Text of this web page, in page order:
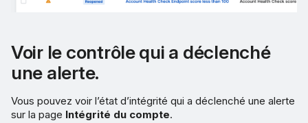
Voir le contrôle qui a déclenché
une alerte.
Vous pouvez voir l’état d’intégrité qui a déclenché une alerte
sur la page Intégrité du compte.